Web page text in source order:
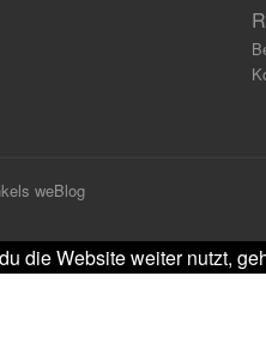
weBlog
die Website weiter nutzt,